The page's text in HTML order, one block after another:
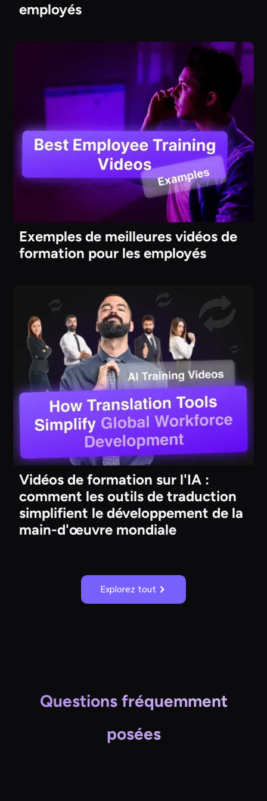
employés
Exemples de meilleures vidéos de
formation pour les employés
Vidéos de formation sur l'IA :
comment les outils de traduction
simplifient le développement de la
main-d'œuvre mondiale
Explorez tout
Questions fréquemment
posées